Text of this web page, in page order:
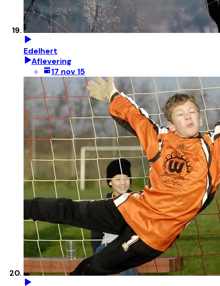
Edelhert
Aflevering
17 nov 15